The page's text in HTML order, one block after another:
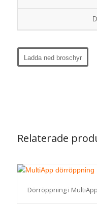
Ladda ned broschyr
Relaterade
Dörröppning i